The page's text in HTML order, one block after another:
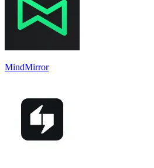
MindMirror